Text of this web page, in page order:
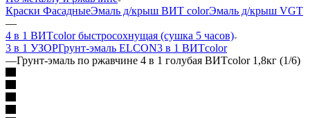
Краски ФасадныеЭмаль д/крыш ВИТ colorЭмаль д/крыш VGT
—
4 в 1 ВИТcolor быстросохнущая (сушка 5 часов)
3 в 1 УЗОРГрунт-эмаль ELCON3 в 1 ВИТcolor
—Грунт-эмаль по ржавчине 4 в 1 голубая ВИТcolor 1,8кг (1/6)